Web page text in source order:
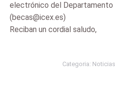
electrónico del Departamento
(becas@icex.es)
Reciban un cordial saludo,
Categoria: Noticias